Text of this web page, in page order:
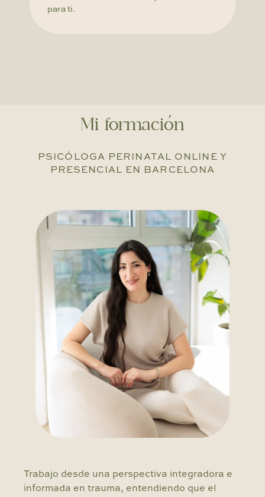
para ti.
Mi formación
PSICÓLOGA PERINATAL ONLINE Y
PRESENCIAL EN BARCELONA
Trabajo desde una perspectiva integradora e
informada en trauma, entendiendo que el